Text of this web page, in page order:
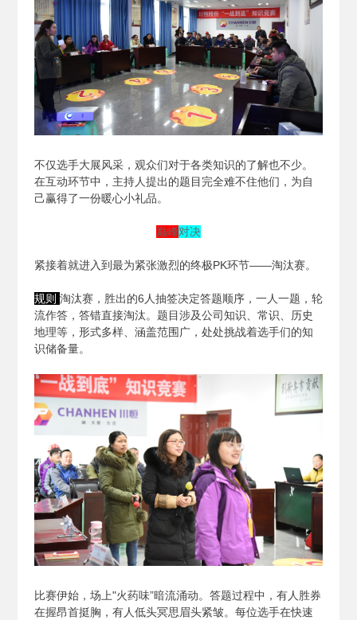
不仅选手大展风采，观众们对于各类知识的了解也不少。
在互动环节中，主持人提出的题目完全难不住他们，为自
己赢得了一份暖心小礼品。
巅峰对决
紧接着就进入到最为紧张激烈的终极PK环节——淘汰赛。
规则 淘汰赛，胜出的6人抽签决定答题顺序，一人一题，轮
流作答，答错直接淘汰。题目涉及公司知识、常识、历史
地理等，形式多样、涵盖范围广，处处挑战着选手们的知
识储备量。
比赛伊始，场上"火药味”暗流涌动。答题过程中，有人胜券
在握昂首挺胸，有人低头冥思眉头紧皱。每位选手在快速